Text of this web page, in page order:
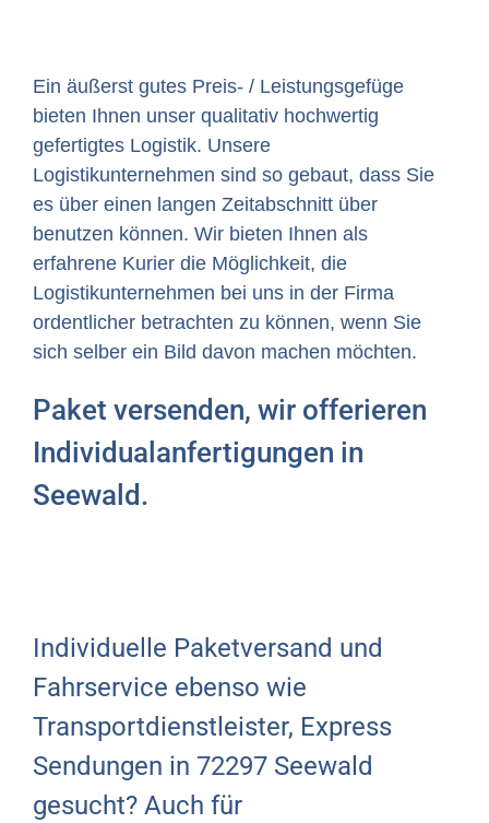
Ein äußerst gutes Preis- / Leistungsgefüge
bieten Ihnen unser qualitativ hochwertig
gefertigtes Logistik. Unsere
Logistikunternehmen sind so gebaut, dass Sie
es über einen langen Zeitabschnitt über
benutzen können. Wir bieten Ihnen als
erfahrene Kurier die Möglichkeit, die
Logistikunternehmen bei uns in der Firma
ordentlicher betrachten zu können, wenn Sie
sich selber ein Bild davon machen möchten.
Paket versenden, wir offerieren
Individualanfertigungen in
Seewald.
Individuelle Paketversand und
Fahrservice ebenso wie
Transportdienstleister, Express
Sendungen in 72297 Seewald
gesucht? Auch für